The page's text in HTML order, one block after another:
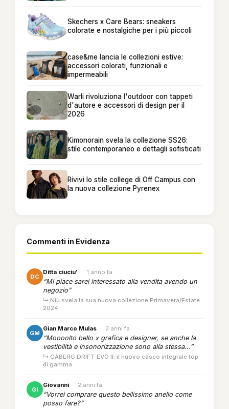
Skechers x Care Bears: sneakers
colorate e nostalgiche per i più piccoli
case&me lancia le collezioni estive:
accessori colorati, funzionali e
impermeabili
Warli rivoluziona l'outdoor con tappeti
d'autore e accessori di design per il
2026
Kimonorain svela la collezione SS26:
stile contemporaneo e dettagli sofisticati
Rivivi lo stile college di Off Campus con
la nuova collezione Pyrenex
Commenti in Evidenza
DC
Ditta ciuciu' · 1 anno fa
“Mi piace sarei interessato alla vendita avendo un
negozio”
↳ Niù svela la sua nuova collezione Primavera/Estate
2024
GM
Gian Marco Mulas · 2 anni fa
“Moooolto bello x grafica e designer, se anche la
vestibilità e insonorizzazione sono alla stessa...”
↳ CABERG DRIFT EVO II: il nuovo casco integrale top
di gamma
GI
Giovanni · 2 anni fa
“Vorrei comprare questo bellissimo anello come
posso fare?”